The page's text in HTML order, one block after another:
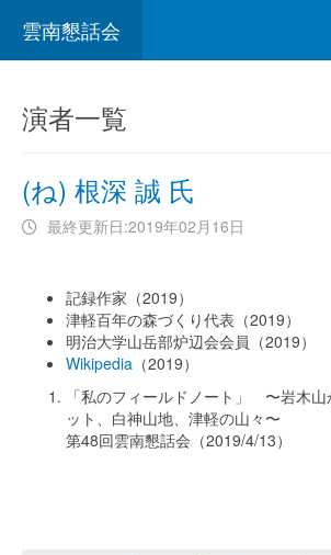
雲南懇話会
演者一覧
(ね) 根深 誠 氏
最終更新日:2019年02月16日
記録作家（2019）
津軽百年の森づくり代表（2019）
明治大学山岳部炉辺会会員（2019）
Wikipedia （2019）
「私のフィールドノート」 〜岩木
ット、白神山地、津軽の山々〜
第48回雲南懇話会（2019/4/13）